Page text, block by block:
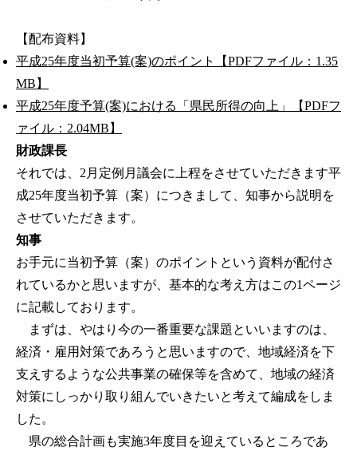
【配布資料】
平成25年度当初予算(案)のポイント【PDFファイル：1.35
MB】
平成25年度予算(案)における「県民所得の向上」【PDFフ
ァイル：2.04MB】
財政課長
それでは、2月定例月議会に上程をさせていただきます平
成25年度当初予算（案）につきまして、知事から説明を
させていただきます。
知事
お手元に当初予算（案）のポイントという資料が配付さ
れているかと思いますが、基本的な考え方はこの1ページ
に記載しております。
まずは、やはり今の一番重要な課題といいますのは、
経済・雇用対策であろうと思いますので、地域経済を下
支えするような公共事業の確保等を含めて、地域の経済
対策にしっかり取り組んでいきたいと考えて編成をしま
した。
県の総合計画も実施3年度目を迎えているところであ